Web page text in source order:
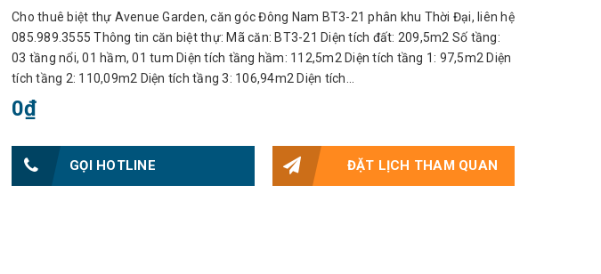
Cho thuê biệt thự Avenue Garden, căn góc Đông Nam BT3-21 phân khu Thời Đại, liên hệ
085.989.3555 Thông tin căn biệt thự: Mã căn: BT3-21 Diện tích đất: 209,5m2 Số tầng:
03 tầng nổi, 01 hầm, 01 tum Diện tích tầng hầm: 112,5m2 Diện tích tầng 1: 97,5m2 Diện
tích tầng 2: 110,09m2 Diện tích tầng 3: 106,94m2 Diện tích...
0₫
GỌI HOTLINE ĐẶT LỊCH THAM QUAN